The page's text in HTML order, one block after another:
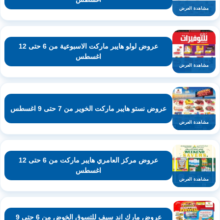
مشاهدة العرض
مشاهدة العرض
عروض لولو هايبر ماركت الاسبوعية من 6 حتى 12
اغسطس
مشاهدة العرض
عروض نستو هايبر ماركت الخوير من 7 حتى 9 اغسطس
مشاهدة العرض
عروض مركز العامري هايبر ماركت من 6 حتى 12
اغسطس
عروض مارك اند سيف للتسوق الخوض من 6 حتى 9